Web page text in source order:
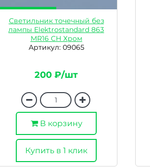
Светильник точечный без
лампы Elektrostandard 863
MR16 СH Хром
Артикул: 09065
200 ₽/шт
В корзину
Купить в 1 клик